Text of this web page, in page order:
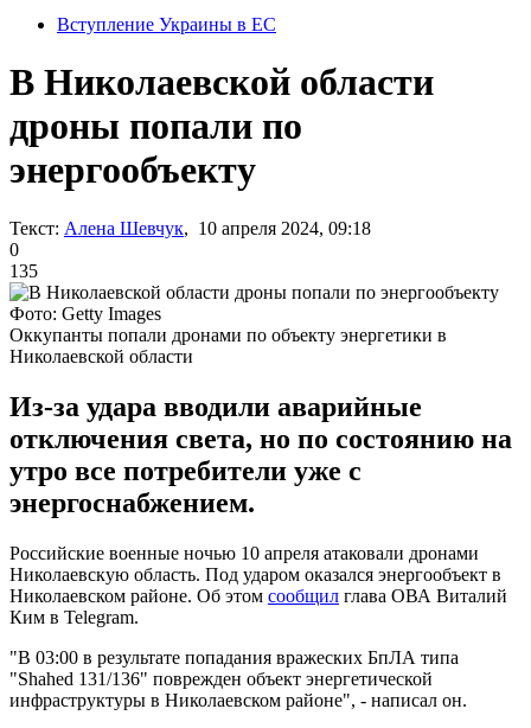
Вступление Украины в ЕС
В Николаевской области
дроны попали по
энергообъекту
Текст: Алена Шевчук, 10 апреля 2024, 09:18
0
135
Фото: Getty Images
Оккупанты попали дронами по объекту энергетики в
Николаевской области
Из-за удара вводили аварийные
отключения света, но по состоянию на
утро все потребители уже с
энергоснабжением.
Российские военные ночью 10 апреля атаковали дронами
Николаевскую область. Под ударом оказался энергообъект в
Николаевском районе. Об этом сообщил глава ОВА Виталий
Ким в Telegram.
"В 03:00 в результате попадания вражеских БпЛА типа
"Shahed 131/136" поврежден объект энергетической
инфраструктуры в Николаевском районе", - написал он.